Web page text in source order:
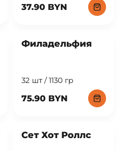
37.90 BYN
Филадельфия
32 шт / 1130 гр
75.90 BYN
Сет Хот Роллс